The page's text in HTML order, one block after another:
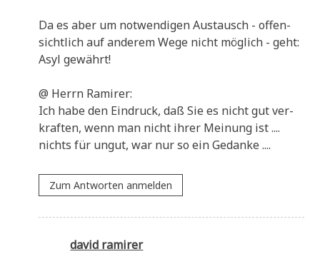
Da es aber um not­wen­di­gen Aus­tausch - offen­
sicht­lich auf ande­rem Wege nicht mög­lich - geht:
Asyl gewährt!
@ Herrn Ramirer:
Ich habe den Ein­druck, daß Sie es nicht gut ver­
kraf­ten, wenn man nicht ihrer Mei­nung ist ....
nichts für ungut, war nur so ein Gedanke ....
Zum Antworten anmelden
david ramirer